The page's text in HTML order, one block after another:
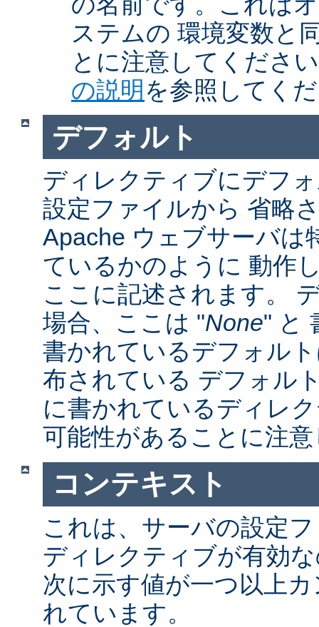
ステムの 環境変数と
とに注意してくださ
の説明 を参照してく
デフォルト
ディレクティブにデフ
設定ファイルから 省略
Apache ウェブサーバは
ているかのように 動作
ここに記述されます。
場合、ここは "None" と
書かれているデフォル
布されている デフォル
に書かれているディレ
可能性があることに注
コンテキスト
これは、サーバの設定
ディレクティブが有効
次に示す値が一つ以上
れています。